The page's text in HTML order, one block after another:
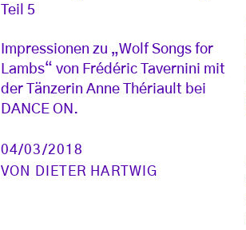
Teil 5
Impressionen zu „Wolf Songs for
Lambs“ von Frédéric Tavernini mit
der Tänzerin Anne Thériault bei
DANCE ON.
04/03/2018
VON
DIETER HARTWIG